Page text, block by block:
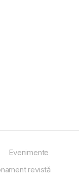
Evenimente
revistă